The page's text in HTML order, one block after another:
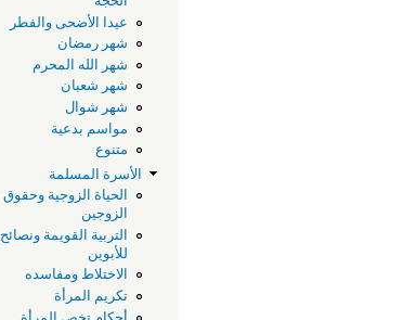
عيدا الأضحى والفطر
شهر رمضان
شهر الله المحرم
شهر شعبان
شهر شوال
مواسم بدعية
متنوع
الأسرة المسلمة
الحياة الزوجية وحقوق
الزوجين
التربية القويمة ونصائح
للأبوين
الاختلاط ومفاسده
تكريم المرأة